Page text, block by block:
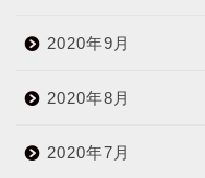
2020年9月
2020年8月
2020年7月